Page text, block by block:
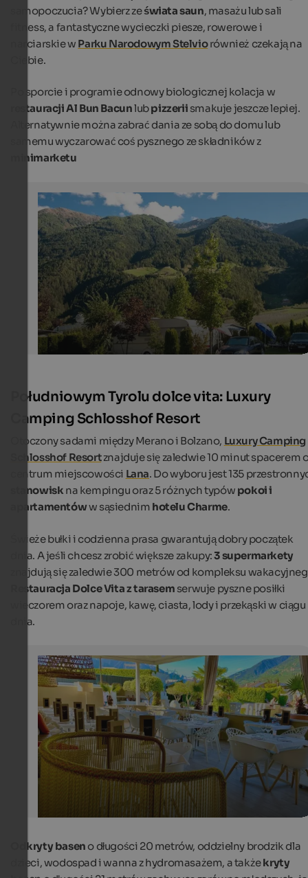
Glamping: 3 recommendations for South Tyrol
The Camping Residence Sägemühle is surrounded by
alpine mountains of the Vinschgau.
Camping Residence Sägemühle
samopoczucia? Wybierz zeświata saun, masażu lub sali
fitness, a fantastyczne wycieczki piesze, rowerowe i
narciarskie w Parku Narodowym Stelviorównież czekają na
Ciebie.
Po sporcie i programie odnowy biologicznej kolacja w
restauracji Al Bun Bacunlubpizzerii smakuje jeszcze lepiej.
Alternatywnie można zabrać dania ze sobą do domu lub
samemu wyczarować coś pysznego ze składników z
minimarketu
Glamping: 3 recommendations for South Tyrol
The terrace of the Dolce Vita restaurant at Luxury
Schlosshof Resort is a popular meeting place from
night.
Luxury Camping Schlosshof Resort
Południowym Tyrolu dolce vita: Luxury
Camping Schlosshof Resort
Otoczony sadami między Merano i Bolzano, Luxury Camping
Schlosshof Resortznajduje się zaledwie 10 minut spacerem
centrum miejscowości Lana. Do wyboru jest 135
stanowiskna kempingu oraz 5 różnych typów pokoi i
apartamentóww sąsiednim hotelu Charme.
Świeże bułki i codzienna prasa gwarantują dobry początek
dnia. A jeśli chcesz zrobić większe zakupy:3 supermarkety
znajdują się zaledwie 300 metrów od kompleksu
Restauracja Dolce Vita z tarasem serwuje pyszne posiłki
wieczorem oraz napoje, kawę, ciasta, lody i przekąski w ciągu
dnia.
Odkryty basen o długości 20 metrów, oddzielny brodzik dla
dzieci, wodospad i wanna z hydromasażem, a takżekryty